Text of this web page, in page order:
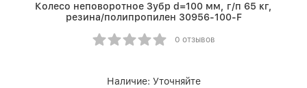
Колесо неповоротное Зубр d=100 мм, г/п 65 кг,
резина/полипропилен 30956-100-F
0 отзывов
Наличие: Уточняйте